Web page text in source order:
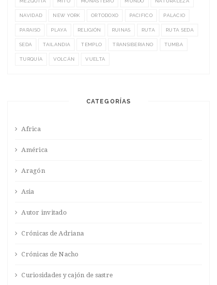
NAVIDAD NEW YORK ORTODOXO PACIFICO PALACIO
PARAISO PLAYA RELIGIÓN RUINAS RUTA RUTA SEDA
SEDA TAILANDIA TEMPLO TRANSIBERIANO TUMBA
TURQUÍA VOLCÁN VUELTA
CATEGORÍAS
Africa
América
Aragón
Asia
Autor invitado
Crónicas de Adriana
Crónicas de Nacho
Curiosidades y cajón de sastre